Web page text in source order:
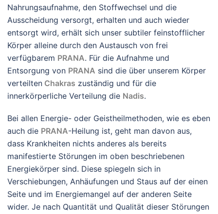
Nahrungsaufnahme, den Stoffwechsel und die
Ausscheidung versorgt, erhalten und auch wieder
entsorgt wird, erhält sich unser subtiler feinstofflicher
Körper alleine durch den Austausch von frei
verfügbarem PRANA. Für die Aufnahme und
Entsorgung von PRANA sind die über unserem Körper
verteilten Chakras zuständig und für die
innerkörperliche Verteilung die Nadis.
Bei allen Energie- oder Geistheilmethoden, wie es eben
auch die PRANA-Heilung ist, geht man davon aus,
dass Krankheiten nichts anderes als bereits
manifestierte Störungen im oben beschriebenen
Energiekörper sind. Diese spiegeln sich in
Verschiebungen, Anhäufungen und Staus auf der einen
Seite und im Energiemangel auf der anderen Seite
wider. Je nach Quantität und Qualität dieser Störungen